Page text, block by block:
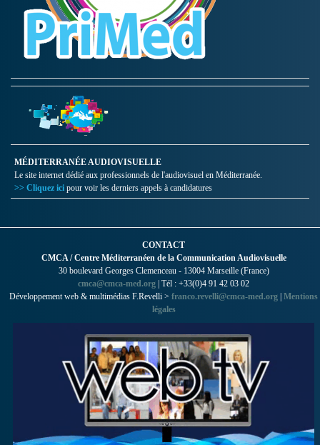
MÉDITERRANÉE AUDIOVISUELLE
Le site internet dédié aux professionnels de l'audiovisuel en Méditerranée.
>> Cliquez ici pour voir les derniers appels à candidatures
CONTACT
CMCA / Centre Méditerranéen de la Communication Audiovisuelle
30 boulevard Georges Clemenceau - 13004 Marseille (France)
cmca@cmca-med.org | Tél : +33(0)4 91 42 03 02
Développement web & multimédias F.Revelli > franco.revelli@cmca-med.org Mentions
légales